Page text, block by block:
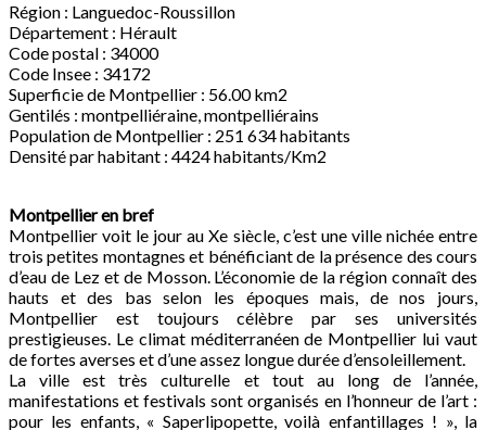
Région : Languedoc-Roussillon
Département : Hérault
Code postal : 34000
Code Insee : 34172
Superficie de Montpellier : 56.00 km2
Gentilés : montpelliéraine, montpelliérains
Population de Montpellier : 251 634 habitants
Densité par habitant : 4424 habitants/Km2
Montpellier en bref
Montpellier voit le jour au Xe siècle, c’est une ville nichée entre
trois petites montagnes et bénéficiant de la présence des cours
d’eau de Lez et de Mosson. L’économie de la région connaît des
hauts et des bas selon les époques mais, de nos jours,
Montpellier est toujours célèbre par ses universités
prestigieuses. Le climat méditerranéen de Montpellier lui vaut
de fortes averses et d’une assez longue durée d’ensoleillement.
La ville est très culturelle et tout au long de l’année,
manifestations et festivals sont organisés en l’honneur de l’art :
pour les enfants, « Saperlipopette, voilà enfantillages ! », la